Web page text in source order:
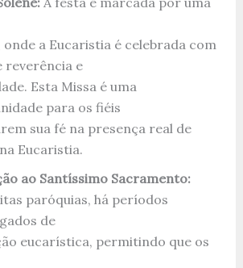
onde a Eucaristia é celebrada com
reverência e
Esta Missa é uma
para os fiéis
sua fé na presença real de
Eucaristia.
ao Santíssimo Sacramento:
paróquias, há períodos
de
eucarística, permitindo que os